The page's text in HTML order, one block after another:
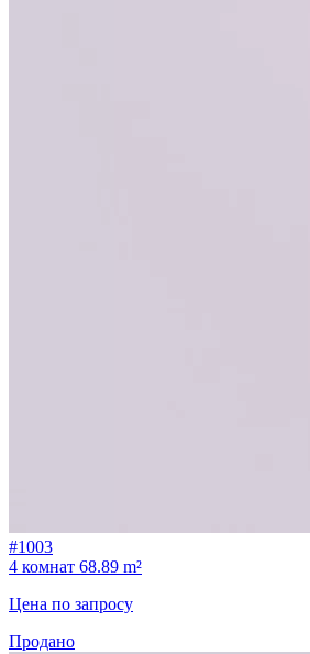
#1003
4 комнат 68.89 m²
Цена по запросу
Продано